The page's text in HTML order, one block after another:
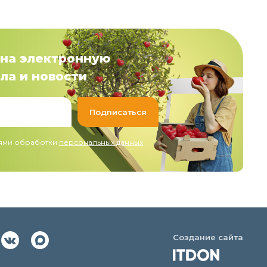
электронную
и новости
обработки персональных данных
Создание сайта